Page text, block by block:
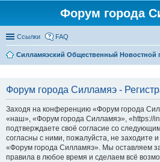
Форум города
Ссылки FAQ
Силламяэский Общественный Новостной
Форум города Силламяэ -
Заходя на конференцию «Форум города
«наш», «Форум города Силламяэ», «https://
подтверждаете своё согласие со
согласны с ними, пожалуйста, не заходите
«Форум города Силламяэ». Мы оставляем
правила в любое время и сделаем всё